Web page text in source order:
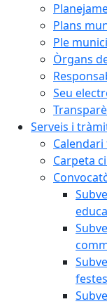
Plans
Ple
Òrgans
Seu
Serveis i
Calendari
Carpeta